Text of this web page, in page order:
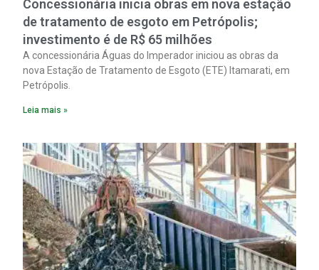
Concessionária inicia obras em nova estação
de tratamento de esgoto em Petrópolis;
investimento é de R$ 65 milhões
A concessionária Águas do Imperador iniciou as obras da
nova Estação de Tratamento de Esgoto (ETE) Itamarati, em
Petrópolis.
Leia mais »